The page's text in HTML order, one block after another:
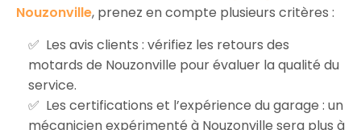
Nouzonville, prenez en compte plusieurs critères :
Les avis clients : vérifiez les retours des
motards de Nouzonville pour évaluer la qualité du
service.
Les certifications et l’expérience du garage : un
mécanicien expérimenté à Nouzonville sera plus à